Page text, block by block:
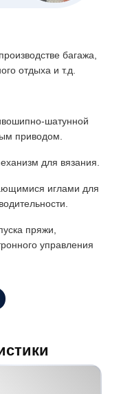
багажа,
отдыха и т.д.
шатунной
приводом.
для вязания.
иглами для
пряжи,
управления